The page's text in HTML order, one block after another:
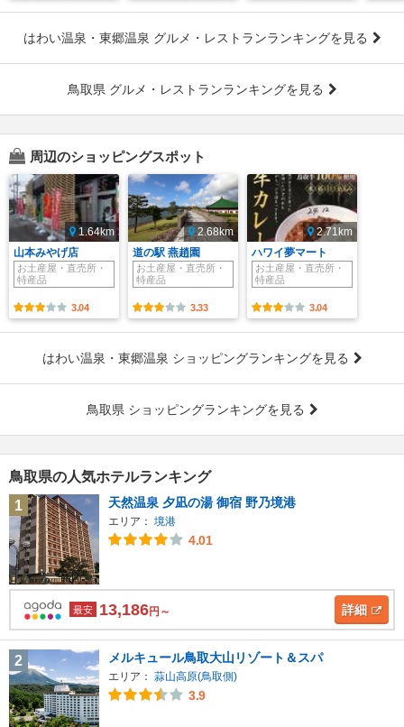
はわい温泉・東郷温泉 グルメ・レストランランキングを見る
鳥取県 グルメ・レストランランキングを見る
周辺のショッピングスポット
1.64km
山本みやげ店
お土産屋・直売所・
特産品
3.04
2.68km
道の駅 燕趙園
お土産屋・直売所・
特産品
3.33
2.71km
ハワイ夢マート
お土産屋・直売所・
特産品
3.04
はわい温泉・東郷温泉 ショッピングランキングを見る
鳥取県 ショッピングランキングを見る
鳥取県の人気ホテルランキング
1
天然温泉 夕凪の湯 御宿 野乃境港
エリア： 境港
4.01
最安 13,186円～ 詳細
2 メルキュール鳥取大山リゾート＆スパ
エリア： 蒜山高原(鳥取側)
3.9